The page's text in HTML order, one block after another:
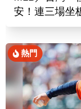
安！連三場坐
熱門